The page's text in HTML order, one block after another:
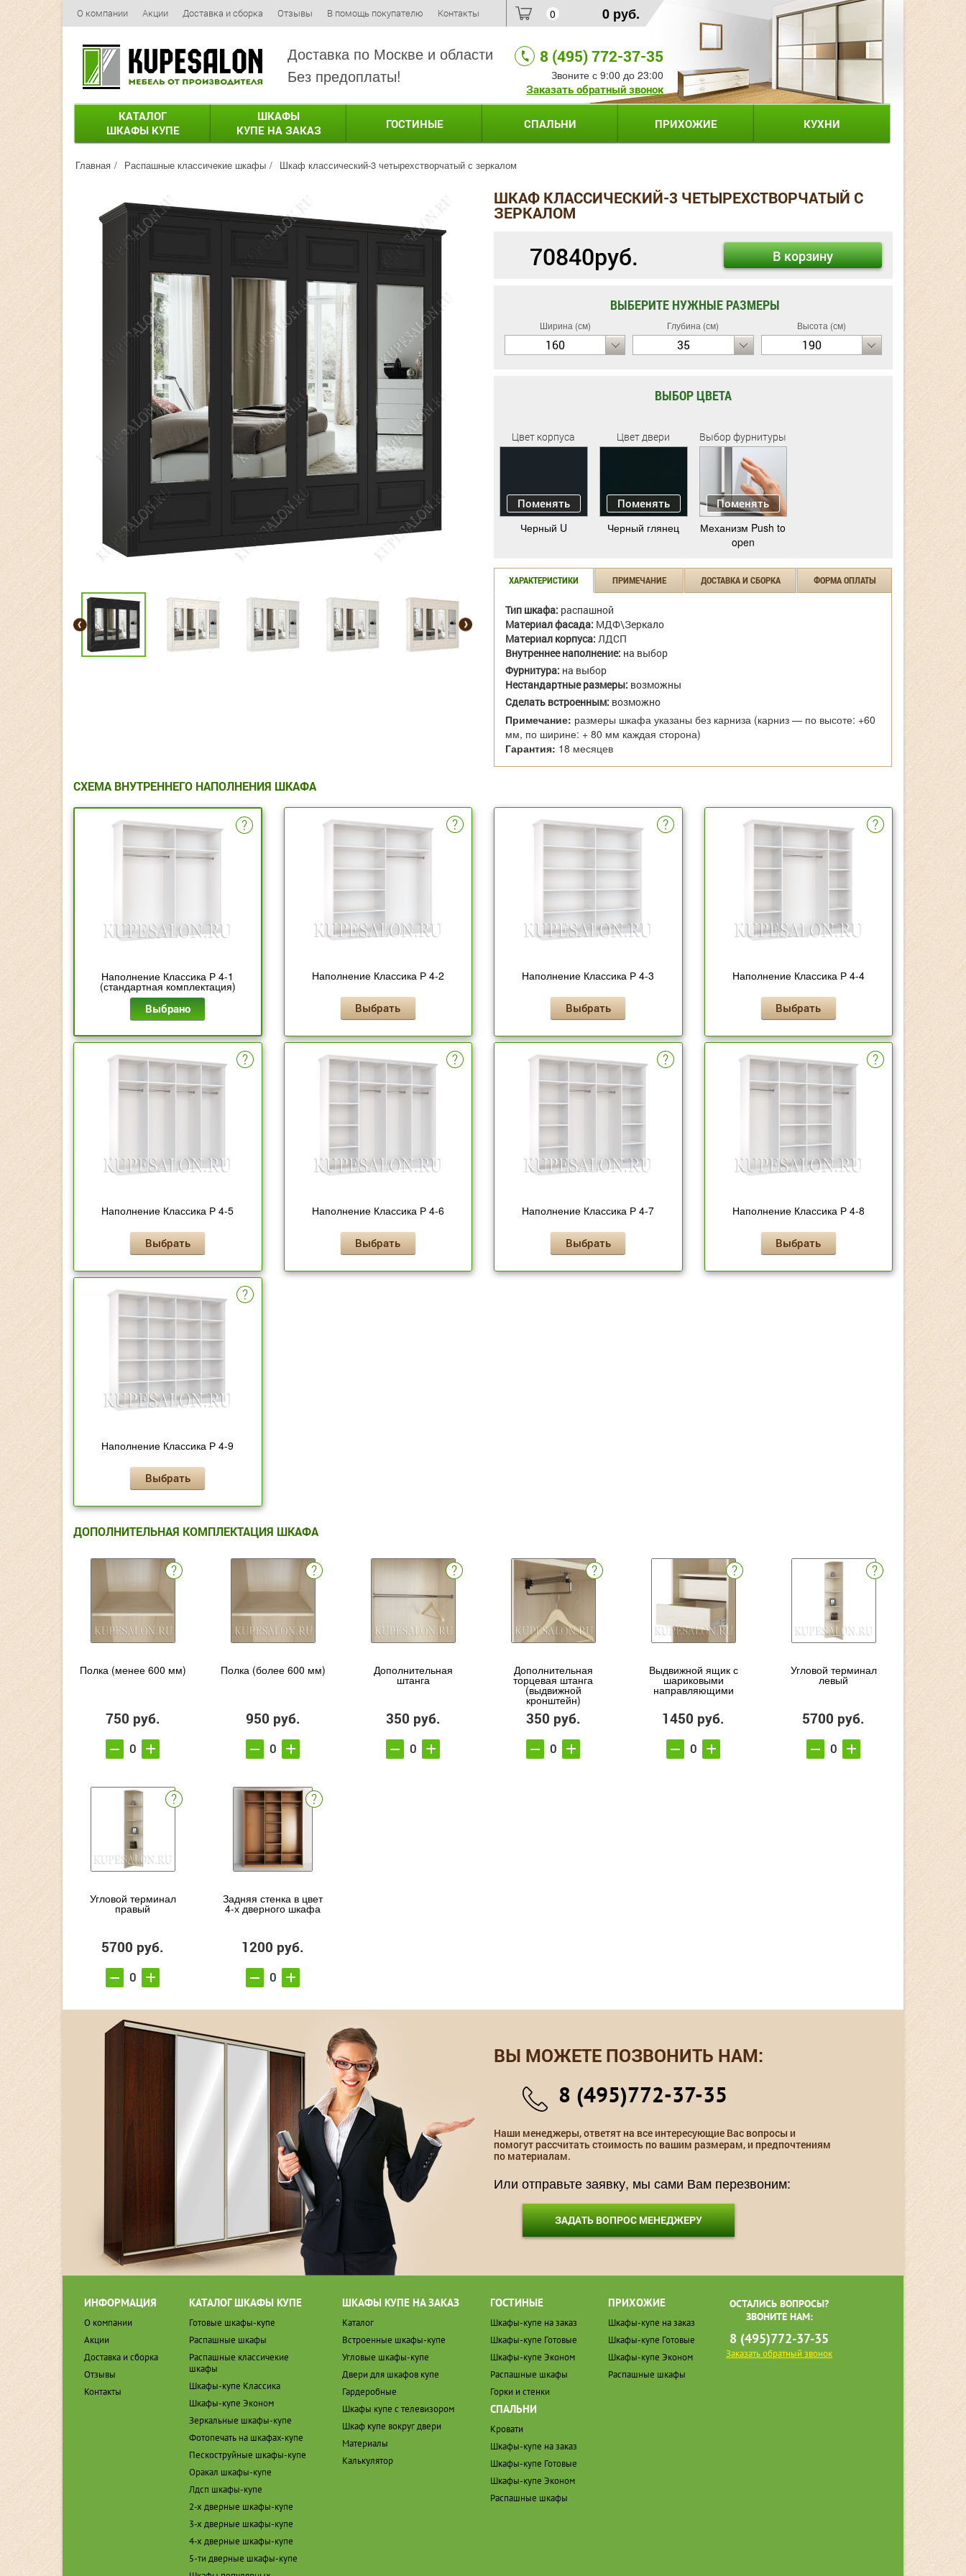
О компании Акции Доставка и сборка Отзывы В помощь покупателю Контакты 0 0 руб.
Доставка по Москве и области
Без предоплаты!
8 (495) 772-37-35
Звоните с 9:00 до 23:00
Заказать обратный звонок
КАТАЛОГ
ШКАФЫ КУПЕ
ШКАФЫ
КУПЕ НА ЗАКАЗ
ГОСТИНЫЕ СПАЛЬНИ ПРИХОЖИЕ КУХНИ
Главная Распашные классичекие шкафы Шкаф классический-3 четырехстворчатый с зеркалом
ШКАФ КЛАССИЧЕСКИЙ-3 ЧЕТЫРЕХСТВОРЧАТЫЙ С
ЗЕРКАЛОМ
70840руб. В корзину
ВЫБЕРИТЕ НУЖНЫЕ РАЗМЕРЫ
Ширина (см)
160
Глубина (см)
35
Высота (см)
190
ВЫБОР ЦВЕТА
Цвет корпуса
Поменять
Черный U
Цвет двери
Поменять
Черный глянец
Выбор фурнитуры
Поменять
Механизм Push to
open
ХАРАКТЕРИСТИКИ ПРИМЕЧАНИЕ ДОСТАВКА И СБОРКА ФОРМА ОПЛАТЫ
Тип шкафа: распашной
Материал фасада: МДФ\Зеркало
Материал корпуса: ЛДСП
Внутреннее наполнение: на выбор
Фурнитура: на выбор
Нестандартные размеры: возможны
Сделать встроенным: возможно
Примечание: размеры шкафа указаны без карниза (карниз — по высоте: +60
мм, по ширине: + 80 мм каждая сторона)
Гарантия: 18 месяцев
СХЕМА ВНУТРЕННЕГО НАПОЛНЕНИЯ ШКАФА
Наполнение Классика Р 4-1
(стандартная комплектация)
Выбрано
Наполнение Классика Р 4-2
Выбрать
Наполнение Классика Р 4-3
Выбрать
Наполнение Классика Р 4-4
Выбрать
Наполнение Классика Р 4-5
Выбрать
Наполнение Классика Р 4-6
Выбрать
Наполнение Классика Р 4-7
Выбрать
Наполнение Классика Р 4-8
Выбрать
Наполнение Классика Р 4-9
Выбрать
ДОПОЛНИТЕЛЬНАЯ КОМПЛЕКТАЦИЯ ШКАФА
Полка (менее 600 мм)
750 руб.
Полка (более 600 мм)
950 руб.
Дополнительная
штанга
350 руб.
Дополнительная
торцевая штанга
(выдвижной
кронштейн)
350 руб.
Выдвижной ящик с
шариковыми
направляющими
1450 руб.
Угловой терминал
левый
5700 руб.
Угловой терминал
правый
5700 руб.
Задняя стенка в цвет
4-х дверного шкафа
1200 руб.
ВЫ МОЖЕТЕ ПОЗВОНИТЬ НАМ:
8 (495)772-37-35
Наши менеджеры, ответят на все интересующие Вас вопросы и
помогут рассчитать стоимость по вашим размерам, и предпочтениям
по материалам.
Или отправьте заявку, мы сами Вам перезвоним:
ЗАДАТЬ ВОПРОС МЕНЕДЖЕРУ
ИНФОРМАЦИЯ
О компании
Акции
Доставка и сборка
Отзывы
Контакты
КАТАЛОГ ШКАФЫ КУПЕ
Готовые шкафы-купе
Распашные шкафы
Распашные классичекие
шкафы
Шкафы-купе Классика
Шкафы-купе Эконом
Зеркальные шкафы-купе
Фотопечать на шкафах-купе
Пескоструйные шкафы-купе
Оракал шкафы-купе
Лдсп шкафы-купе
2-х дверные шкафы-купе
3-х дверные шкафы-купе
4-х дверные шкафы-купе
5-ти дверные шкафы-купе
ШКАФЫ КУПЕ НА ЗАКАЗ
Каталог
Встроенные шкафы-купе
Угловые шкафы-купе
Двери для шкафов купе
Гардеробные
Шкафы купе с телевизором
Шкаф купе вокруг двери
Материалы
Калькулятор
ГОСТИНЫЕ
Шкафы-купе на заказ
Шкафы-купе Готовые
Шкафы-купе Эконом
Распашные шкафы
Горки и стенки
СПАЛЬНИ
Кровати
Шкафы-купе на заказ
Шкафы-купе Готовые
Шкафы-купе Эконом
Распашные шкафы
ПРИХОЖИЕ
Шкафы-купе на заказ
Шкафы-купе Готовые
Шкафы-купе Эконом
Распашные шкафы
ОСТАЛИСЬ ВОПРОСЫ?
ЗВОНИТЕ НАМ:
8 (495)772-37-35
Заказать обратный звонок